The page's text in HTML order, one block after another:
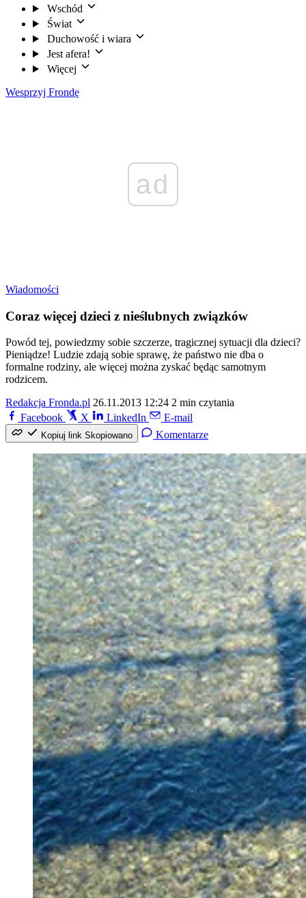
Wschód
Świat
Duchowość i wiara
Jest afera!
Więcej
Wesprzyj Frondę
ad
Wiadomości
Coraz więcej dzieci z nieślubnych związków
Powód tej, powiedzmy sobie szczerze, tragicznej sytuacji dla dzieci?
Pieniądze! Ludzie zdają sobie sprawę, że państwo nie dba o
formalne rodziny, ale więcej można zyskać będąc samotnym
rodzicem.
Redakcja Fronda.pl 26.11.2013 12:24 2 min czytania
Facebook
X LinkedIn E-mail
Kopiuj link Skopiowano Komentarze